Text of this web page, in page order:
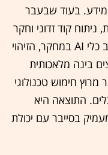
בעוד שבעבר
ניתוח קוד זדוני וחקר
שיטות תקיפה, כיום הם נדרשים לשלב כלי AI במחקר, הזיהוי
בינה מלאכותית
חימוש טכנולוגי
התוצאה היא
בסייבר עם יכולת